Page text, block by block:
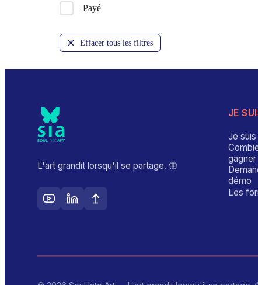
Payé
Effacer tous les filtres
L'art grandit lorsqu'il se partage. 🦋
JE
Je
gagner
démo
Les